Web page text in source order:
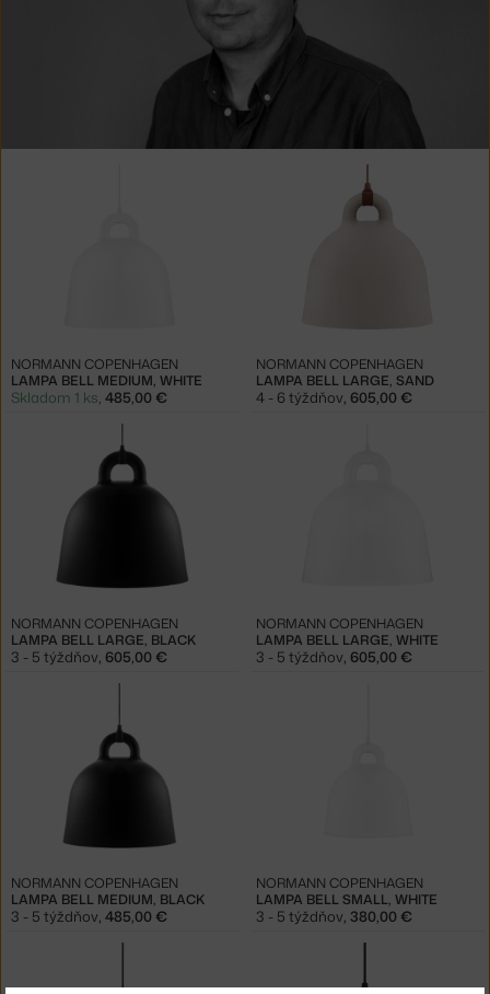
LAMPA BELL MEDIUM, WHITE
NORMANN COPENHAGEN
Skladom 1 ks, 485,00 €
LAMPA BELL LARGE, SAND
NORMANN COPENHAGEN
4 - 6 týždňov, 605,00 €
LAMPA BELL LARGE, BLACK
NORMANN COPENHAGEN
3 - 5 týždňov, 605,00 €
LAMPA BELL LARGE, WHITE
NORMANN COPENHAGEN
3 - 5 týždňov, 605,00 €
LAMPA BELL MEDIUM, BLACK
NORMANN COPENHAGEN
3 - 5 týždňov 485,00 €
LAMPA BELL SMALL, WHITE
NORMANN COPENHAGEN
3 - 5 týždňov 380,00 €